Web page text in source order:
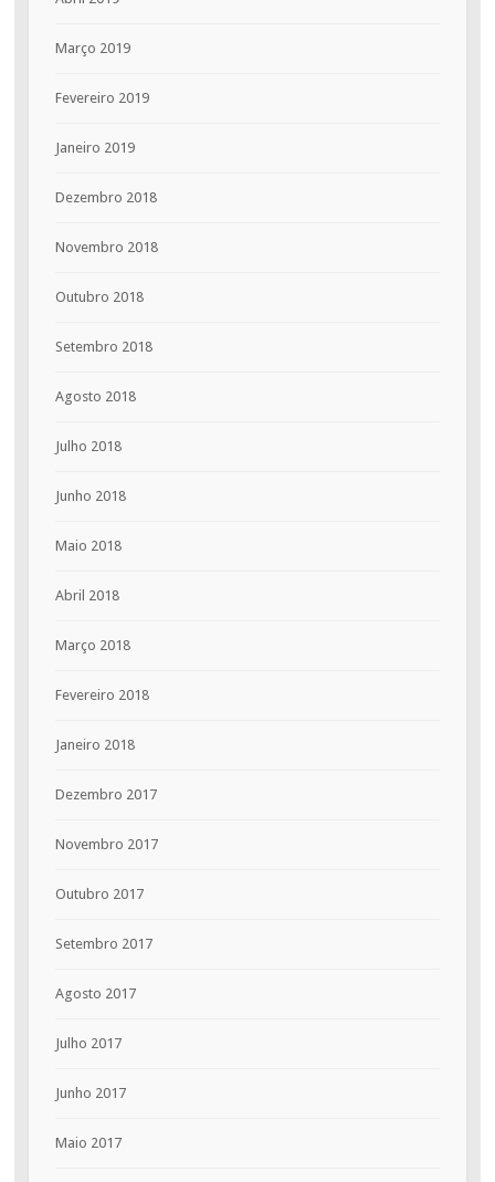
Março 2019
Fevereiro 2019
Janeiro 2019
Dezembro 2018
Novembro 2018
Outubro 2018
Setembro 2018
Agosto 2018
Julho 2018
Junho 2018
Maio 2018
Abril 2018
Março 2018
Fevereiro 2018
Janeiro 2018
Dezembro 2017
Novembro 2017
Outubro 2017
Setembro 2017
Agosto 2017
Julho 2017
Junho 2017
Maio 2017